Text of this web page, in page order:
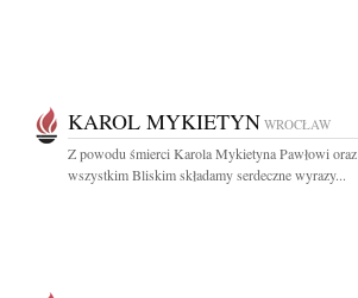
KAROL MYKIETYN WROCŁAW
Z powodu śmierci Karola Mykietyna Pawłowi oraz
wszystkim Bliskim składamy serdeczne wyrazy...